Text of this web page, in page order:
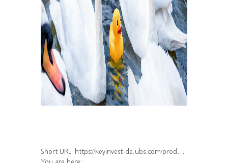
Short URL: https://keyinvest-de.ubs.com/produkt/detail/index/isin/DE000WA8AGE3